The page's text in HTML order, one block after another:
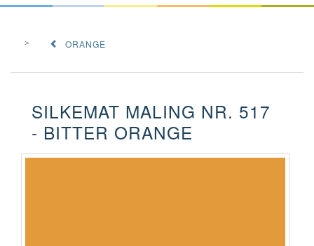
ORANGE
SILKEMAT MALING NR. 517
- BITTER ORANGE